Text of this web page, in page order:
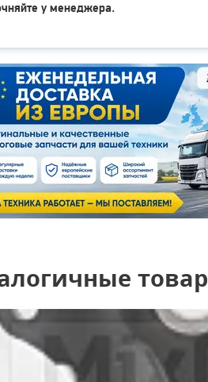
у менеджера.